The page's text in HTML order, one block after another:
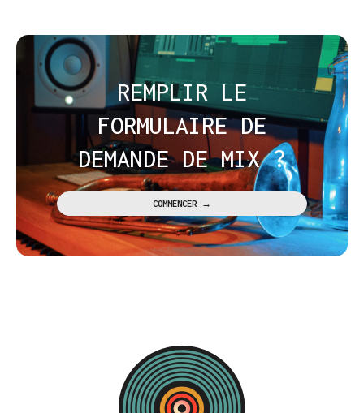
Il Velo Di Seta
POSEÏDONA
Wolfskind
Julie Fox
Julie Fox
Long Days
Julie Fox
Fly High
Julie Fox
IL TEMPO NO ESISTE (Uragano)
REMPLIR LE
FORMULAIRE DE
DEMANDE DE MIX ?
COMMENCER →